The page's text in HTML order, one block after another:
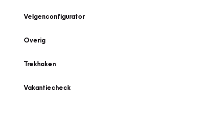
Velgenconfigurator
Overig
Trekhaken
Vakantiecheck